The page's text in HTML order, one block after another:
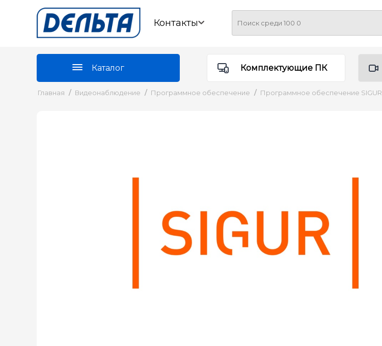
Контакты
Каталог Комплектующие ПК
Главная / Видеонаблюдение / Программное обеспечение / Программное обеспечение SIGUR